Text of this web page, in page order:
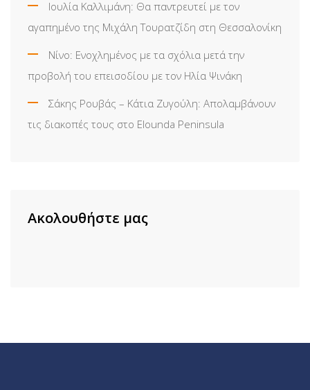
Ιουλία Καλλιμάνη: Θα παντρευτεί με τον
αγαπημένο της Μιχάλη Τουρατζίδη στη Θεσσαλονίκη
Νίνο: Ενοχλημένος με τα σχόλια μετά την
προβολή του επεισοδίου με τον Ηλία Ψινάκη
Σάκης Ρουβάς – Κάτια Ζυγούλη: Απολαμβάνουν
τις διακοπές τους στο Elounda Peninsula
Ακολουθήστε μας